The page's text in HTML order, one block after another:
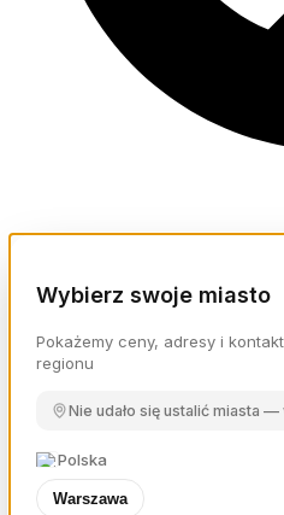
Wybierz swoje miasto
Pokażemy ceny, adresy i
regionu
Nie udało się ustalić miasta
Polska
Warszawa